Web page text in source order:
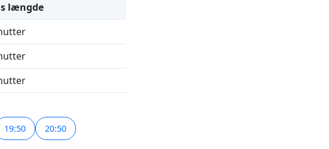
længde
19:50 20:50